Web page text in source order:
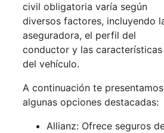
civil obligatoria varía según
diversos factores, incluyendo
aseguradora, el perfil del
conductor y las características
del vehículo.
A continuación te presentamos
algunas opciones destacadas:
Allianz: Ofrece seguros